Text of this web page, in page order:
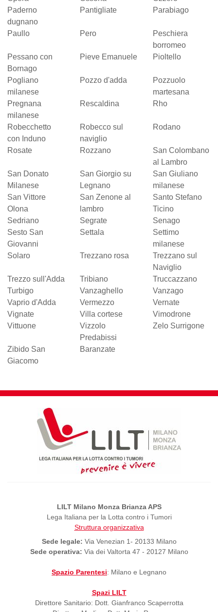
Paderno
dugnano
Pantigliate Parabiago
Paullo Pero
Peschiera
borromeo
Pessano con
Bornago
Pieve Emanuele Pioltello
Pogliano
milanese
Pozzo d'adda
Pozzuolo
martesana
Pregnana
milanese
Rescaldina Rho
Robecchetto
con Induno
Robecco sul
naviglio
Rodano
Rosate Rozzano
San Colombano
al Lambro
San Donato
Milanese
San Giorgio su
Legnano
San Giuliano
milanese
San Vittore
Olona
San Zenone al
lambro
Santo Stefano
Ticino
Sedriano
Segrate
Senago
Sesto San
Giovanni
Settala
Settimo
milanese
Solaro
Trezzano rosa
Trezzano sul
Naviglio
Trezzo sull'Adda
Tribiano
Truccazzano
Turbigo
Vanzaghello
Vanzago
Vaprio d'Adda
Vermezzo
Vernate
Vignate
Villa cortese
Vimodrone
Vittuone
Vizzolo
Predabissi
Zelo Surrigone
Zibido San
Giacomo
Baranzate
LILT Milano Monza Brianza APS
Lega Italiana per la Lotta contro i Tumori
Struttura organizzativa
Sede legale: Via Venezian 1- 20133 Milano
Sede operativa: Via dei Valtorta 47 - 20127 Milano
Spazio Parentesi: Milano e Legnano
Spazi LILT
Direttore Sanitario: Dott. Gianfranco Scaperrotta